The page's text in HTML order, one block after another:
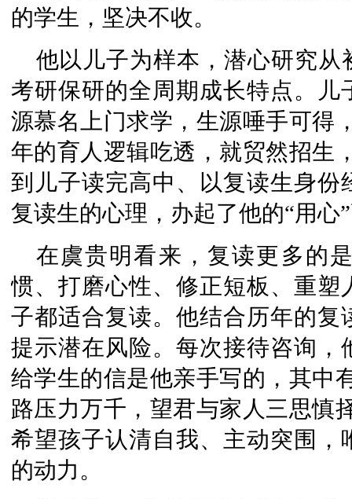
的学生，坚决不收。
他以儿子为样本，潜心研究
考研保研的全周期成长特点。
源慕名上门求学，生源唾手可得
年的育人逻辑吃透，就贸然招生
到儿子读完高中、以复读生身
复读生的心理，办起了他的“用心
在虞贵明看来，复读更多的
惯、打磨心性、修正短板、重
子都适合复读。他结合历年的
提示潜在风险。每次接待咨询
给学生的信是他亲手写的，其中
路压力万千，望君与家人三思慎
希望孩子认清自我、主动突围
的动力。